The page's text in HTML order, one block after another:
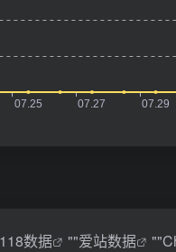
数据 ""爱站数据 ""